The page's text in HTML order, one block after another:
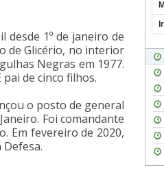
desde 1º de janeiro de
de Glicério, no interior
Negras em 1977.
de cinco filhos.
o posto de general
Foi comandante
Em fevereiro de 2020,